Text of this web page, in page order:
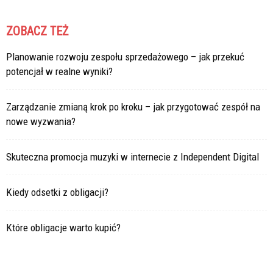
ZOBACZ TEŻ
Planowanie rozwoju zespołu sprzedażowego – jak przekuć
potencjał w realne wyniki?
Zarządzanie zmianą krok po kroku – jak przygotować zespół na
nowe wyzwania?
Skuteczna promocja muzyki w internecie z Independent Digital
Kiedy odsetki z obligacji?
Które obligacje warto kupić?